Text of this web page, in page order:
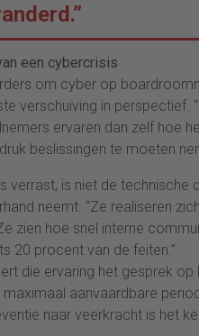
een cybercrisis
om cyber op
verschuiving in perspectief.
ervaren dan zelf hoe
beslissingen te moeten
verrast, is niet de
neemt. “Ze realiseren
zien hoe snel interne
20 procent van de feiten.”
die ervaring het gesprek op
aanvaardbare
naar veerkracht is het